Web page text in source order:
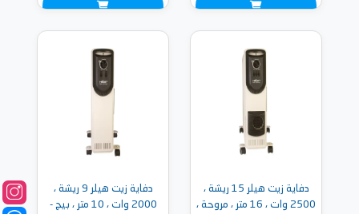
دفاية زيت هيلر 15 ريشة ،
2500 وات ، 16 متر ، مروحة ،
دفاية زيت هيلر 9 ريشة ،
2000 وات ، 10 متر ، بيج -